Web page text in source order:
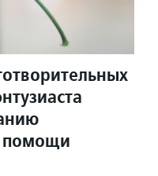
помощи